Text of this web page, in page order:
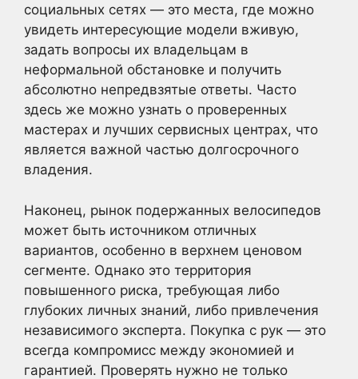
социальных сетях — это места, где можно
увидеть интересующие модели вживую,
задать вопросы их владельцам в
неформальной обстановке и получить
абсолютно непредвзятые ответы. Часто
здесь же можно узнать о проверенных
мастерах и лучших сервисных центрах, что
является важной частью долгосрочного
владения.
Наконец, рынок подержанных велосипедов
может быть источником отличных
вариантов, особенно в верхнем ценовом
сегменте. Однако это территория
повышенного риска, требующая либо
глубоких личных знаний, либо привлечения
независимого эксперта. Покупка с рук — это
всегда компромисс между экономией и
гарантией. Проверять нужно не только